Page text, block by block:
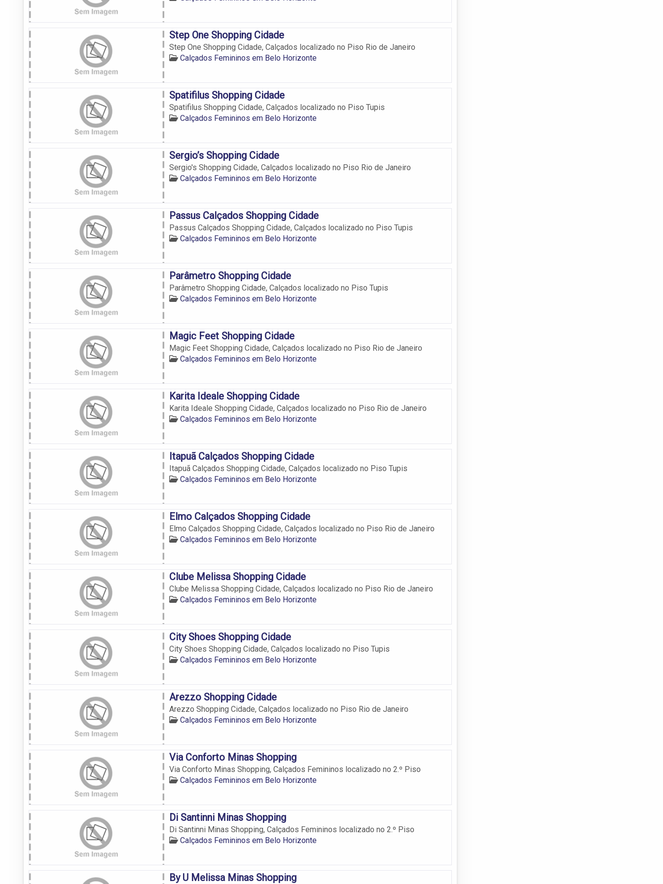
Step One Shopping Cidade
Step One Shopping Cidade, Calçados localizado no Piso Rio de Janeiro
Calçados Femininos em Belo Horizonte
Spatifilus Shopping Cidade
Spatifilus Shopping Cidade, Calçados localizado no Piso Tupis
Calçados Femininos em Belo Horizonte
Sergio’s Shopping Cidade
Sergio's Shopping Cidade, Calçados localizado no Piso Rio de Janeiro
Calçados Femininos em Belo Horizonte
Passus Calçados Shopping Cidade
Passus Calçados Shopping Cidade, Calçados localizado no Piso Tupis
Calçados Femininos em Belo Horizonte
Parâmetro Shopping Cidade
Parâmetro Shopping Cidade, Calçados localizado no Piso Tupis
Calçados Femininos em Belo Horizonte
Magic Feet Shopping Cidade
Magic Feet Shopping Cidade, Calçados localizado no Piso Rio de Janeiro
Calçados Femininos em Belo Horizonte
Karita Ideale Shopping Cidade
Karita Ideale Shopping Cidade, Calçados localizado no Piso Rio de Janeiro
Calçados Femininos em Belo Horizonte
Itapuã Calçados Shopping Cidade
Itapuã Calçados Shopping Cidade, Calçados localizado no Piso Tupis
Calçados Femininos em Belo Horizonte
Elmo Calçados Shopping Cidade
Elmo Calçados Shopping Cidade, Calçados localizado no Piso Rio de Janeiro
Calçados Femininos em Belo Horizonte
Clube Melissa Shopping Cidade
Clube Melissa Shopping Cidade, Calçados localizado no Piso Rio de Janeiro
Calçados Femininos em Belo Horizonte
City Shoes Shopping Cidade
City Shoes Shopping Cidade, Calçados localizado no Piso Tupis
Calçados Femininos em Belo Horizonte
Arezzo Shopping Cidade
Arezzo Shopping Cidade, Calçados localizado no Piso Rio de Janeiro
Calçados Femininos em Belo Horizonte
Via Conforto Minas Shopping
Via Conforto Minas Shopping, Calçados Femininos localizado no 2.º Piso
Calçados Femininos em Belo Horizonte
Di Santinni Minas Shopping
Di Santinni Minas Shopping, Calçados Femininos localizado no 2.º Piso
Calçados Femininos em Belo Horizonte
By U Melissa Minas Shopping